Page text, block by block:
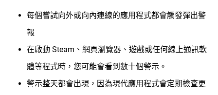
每個嘗試向外或向內連線的應用程式都會觸發彈出警
報
在啟動 Steam、網頁瀏覽器、遊戲或任何線上通訊軟
體等程式時，您可能會看到數十個警示。
警示整天都會出現，因為現代應用程式會定期檢查更